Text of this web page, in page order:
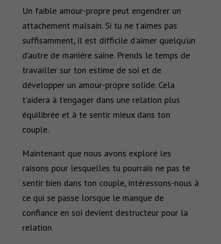
Un faible amour-propre peut engendrer un
attachement malsain. Si tu ne t’aimes pas
suffisamment, il est difficile d’aimer quelqu’un
d’autre de manière saine. Prends le temps de
travailler sur ton estime de soi et de
développer un amour-propre solide. Cela
t’aidera à t’engager dans une relation plus
équilibrée et à te sentir mieux dans ton
couple.
Maintenant que nous avons exploré les
raisons pour lesquelles tu pourrais ne pas te
sentir bien dans ton couple, intéressons-nous à
ce qui se passe lorsque le manque de
confiance en soi devient destructeur pour la
relation.